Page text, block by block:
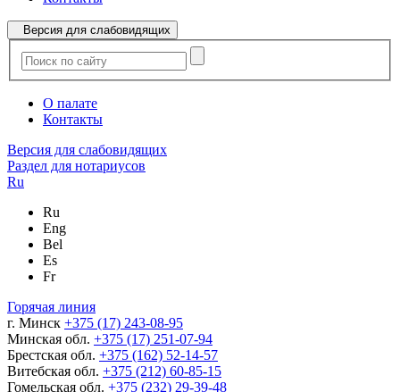
Версия для слабовидящих
О палате
Контакты
Версия для слабовидящих
Раздел для нотариусов
Ru
Ru
Eng
Bel
Es
Fr
Горячая линия
г. Минск +375 (17) 243-08-95
Минская обл. +375 (17) 251-07-94
Брестская обл. +375 (162) 52-14-57
Витебская обл. +375 (212) 60-85-15
Гомельская обл. +375 (232) 29-39-48